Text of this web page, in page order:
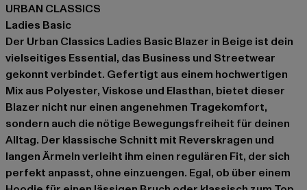
URBAN CLASSICS
Ladies Basic
Der Urban Classics Ladies Basic Blazer in Beige ist dein
vielseitiges Essential, das Business und Streetwear
gekonnt verbindet. Gefertigt aus einem hochwertigen
Mix aus Polyester, Viskose und Elasthan, bietet dieser
Blazer nicht nur einen angenehmen Tragekomfort,
sondern auch die nötige Bewegungsfreiheit für deinen
Alltag. Der klassische Schnitt mit Reverskragen und
langen Ärmeln verleiht ihm einen regulären Fit, der sich
perfekt anpasst, ohne einzuengen. Egal, ob über einem